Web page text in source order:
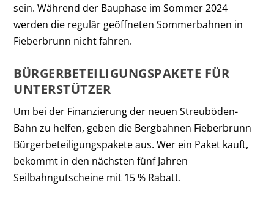
sein. Während der Bauphase im Sommer 2024
werden die regulär geöffneten Sommerbahnen in
Fieberbrunn nicht fahren.
BÜRGERBETEILIGUNGSPAKETE FÜR
UNTERSTÜTZER
Um bei der Finanzierung der neuen Streuböden-
Bahn zu helfen, geben die Bergbahnen Fieberbrunn
Bürgerbeteiligungspakete aus. Wer ein Paket kauft,
bekommt in den nächsten fünf Jahren
Seilbahngutscheine mit 15 % Rabatt.